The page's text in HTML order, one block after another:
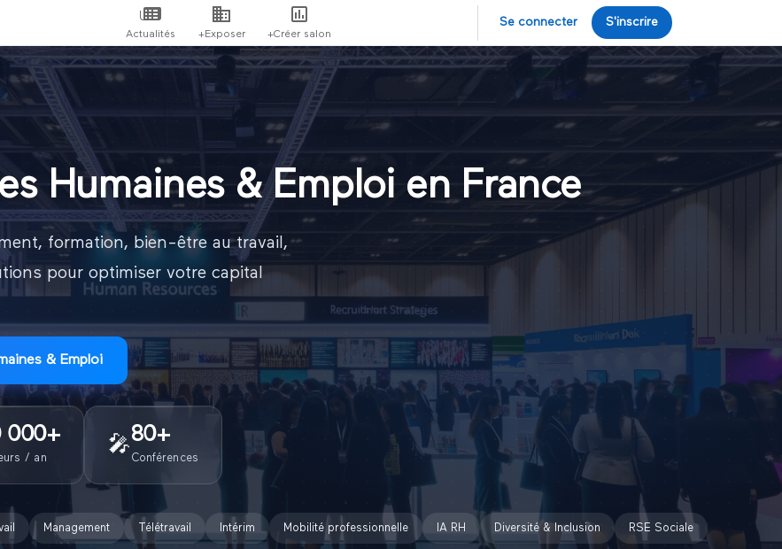
Actualités +Exposer +Créer salon
Se connecter S'inscrire
Humaines & Emploi en France
formation, bien-être au travail,
pour optimiser votre capital
& Emploi
000+
/ an
🎤80+
Conférences
Management Télétravail Intérim Mobilité professionnelle IA RH Diversité & Inclusion RSE Sociale